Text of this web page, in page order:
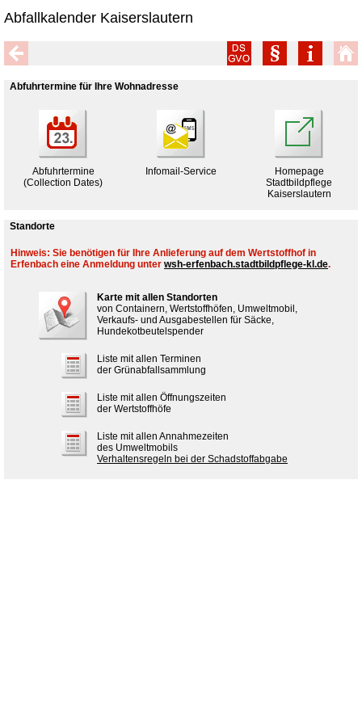
Abfallkalender Kaiserslautern
Abfuhrtermine für Ihre Wohnadresse
Abfuhrtermine
(Collection Dates)
Infomail-Service
Homepage
Stadtbildpflege
Kaiserslautern
Standorte
Hinweis: Sie benötigen für Ihre Anlieferung auf dem Wertstoffhof in
Erfenbach eine Anmeldung unter wsh-erfenbach.stadtbildpflege-kl.de.
Karte mit allen Standorten
von Containern, Wertstoffhöfen, Umweltmobil,
Verkaufs- und Ausgabestellen für Säcke,
Hundekotbeutelspender
Liste mit allen Terminen
der Grünabfallsammlung
Liste mit allen Öffnungszeiten
der Wertstoffhöfe
Liste mit allen Annahmezeiten
des Umweltmobils
Verhaltensregeln bei der Schadstoffabgabe